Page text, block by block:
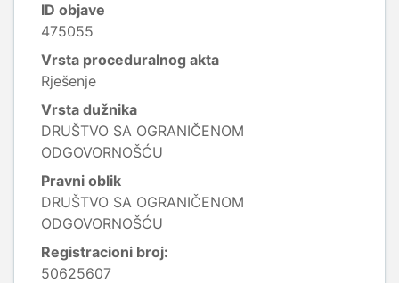
ID objave
475055
Vrsta proceduralnog akta
Rješenje
Vrsta dužnika
DRUŠTVO SA OGRANIČENOM
ODGOVORNOŠĆU
Pravni oblik
DRUŠTVO SA OGRANIČENOM
ODGOVORNOŠĆU
Registracioni broj:
50625607